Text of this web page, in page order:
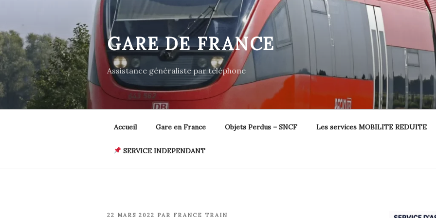
contenu
principal
GARE DE FRANCE
Assistance généraliste par téléphone
Accueil Gare en France Objets Perdus – SNCF Les services MOBILITE REDUITE
SERVICE INDEPENDANT
PUBLIÉ
22 MARS 2022 PAR FRANCE TRAIN